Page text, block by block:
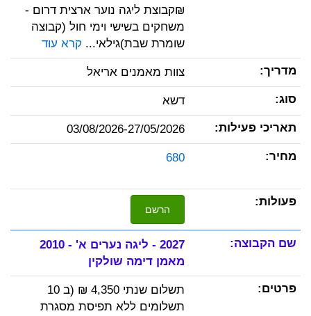
₪קבוצת ליגה נוער ארצית דרום -
משחקים בשישי וימי חול (קבוצה
שומרת שבת)גילאי... קרא עוד
צוות מאמנים אריאל
דשא
03/08/2026-27/05/2026
680
הרשם
2027 - ליגה נערים א' - 2010
מאמן דימה שולקין
תשלום שנתי 4,350 ₪ (ב 10
תשלומים ללא תפיסת מסגרת